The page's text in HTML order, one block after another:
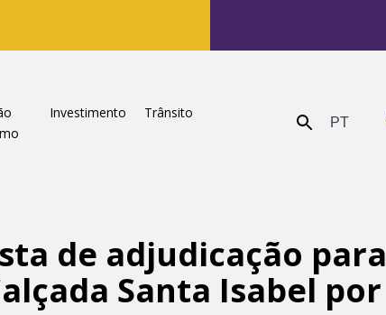
Investimento
Trânsito
Enviar PT
de adjudicação para
Santa Isabel por